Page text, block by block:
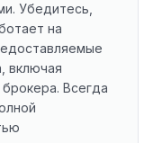
Убедитесь,
на
включая
Всегда